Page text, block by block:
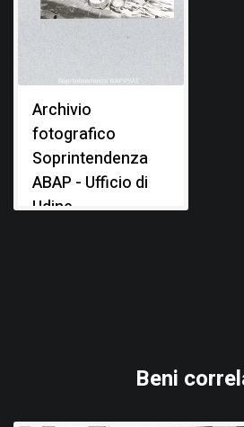
Archivio
fotografico
Soprintendenza
ABAP - Ufficio di
Udine
Beni